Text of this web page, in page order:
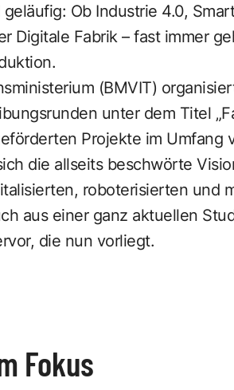
Ob Industrie 4.0,
Digitale Fabrik – fast immer
(BMVIT)
unter dem Titel
Projekte im Umfang
die allseits beschwörte
roboterisierten und
aus einer ganz aktuellen
die nun vorliegt.
Fokus